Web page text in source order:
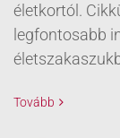
életkortól.
legfontosabb
Tovább